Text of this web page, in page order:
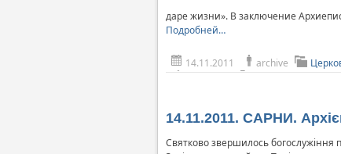
даре жизни». В заключение
Подробней…
14.11.2011 archive
14.11.2011. САРНИ.
Святково звершилось богослужіння